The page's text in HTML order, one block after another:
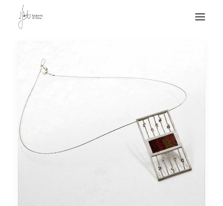
NOVEDADES
DE VISITA
APUNTES
QUIÉN SOY